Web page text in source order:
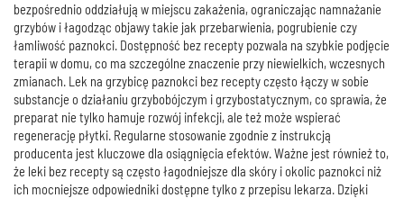
bezpośrednio oddziałują w miejscu zakażenia, ograniczając namnażanie
grzybów i łagodząc objawy takie jak przebarwienia, pogrubienie czy
łamliwość paznokci. Dostępność bez recepty pozwala na szybkie podjęcie
terapii w domu, co ma szczególne znaczenie przy niewielkich, wczesnych
zmianach. Lek na grzybicę paznokci bez recepty często łączy w sobie
substancje o działaniu grzybobójczym i grzybostatycznym, co sprawia, że
preparat nie tylko hamuje rozwój infekcji, ale też może wspierać
regenerację płytki. Regularne stosowanie zgodnie z instrukcją
producenta jest kluczowe dla osiągnięcia efektów. Ważne jest również to,
że leki bez recepty są często łagodniejsze dla skóry i okolic paznokci niż
ich mocniejsze odpowiedniki dostępne tylko z przepisu lekarza. Dzięki